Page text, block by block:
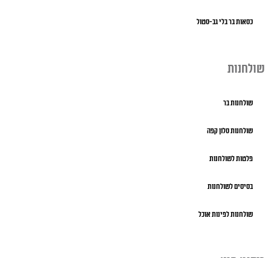
כסאות בר בלי גב-סטול
שולחנות
שולחנות בר
שולחנות סלון קפה
פלטות לשולחנות
בסיסים לשולחנות
שולחנות לפינות אוכל